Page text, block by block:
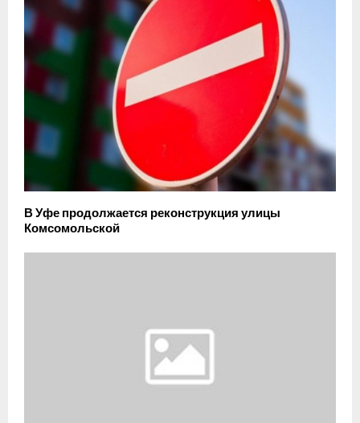
В Уфе продолжается реконструкция улицы
Комсомольской